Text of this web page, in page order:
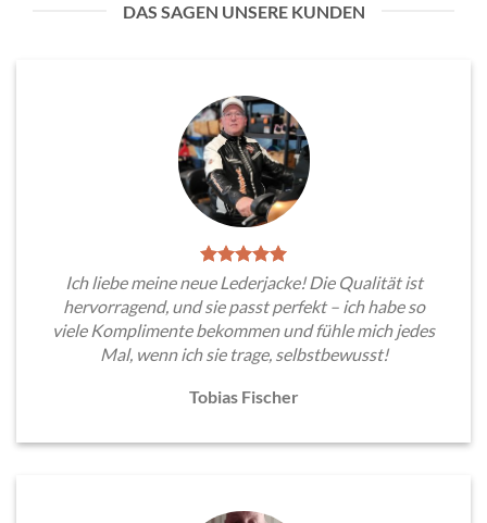
DAS SAGEN UNSERE KUNDEN
Ich liebe meine neue Lederjacke! Die Qualität ist
hervorragend, und sie passt perfekt – ich habe so
viele Komplimente bekommen und fühle mich jedes
Mal, wenn ich sie trage, selbstbewusst!
Tobias Fischer